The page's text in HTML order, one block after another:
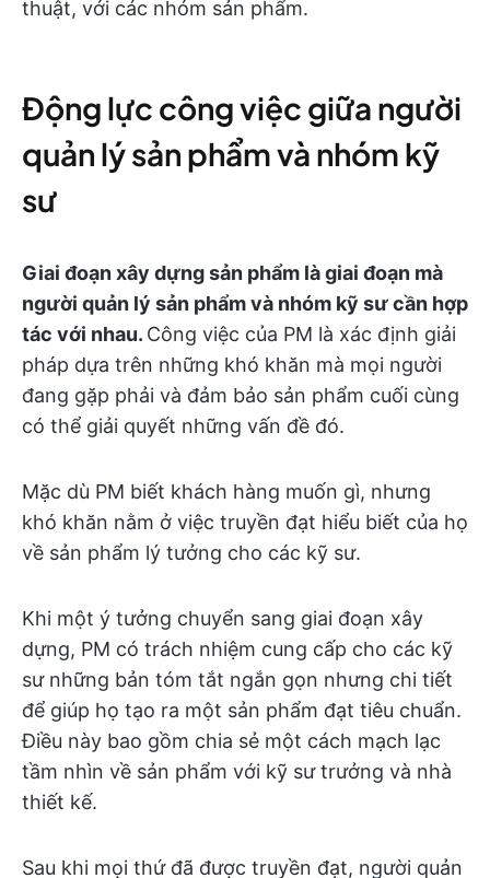
thuật, với các nhóm sản phẩm.
Động lực công việc giữa người
quản lý sản phẩm và nhóm kỹ
sư
Giai đoạn xây dựng sản phẩm là giai đoạn mà
người quản lý sản phẩm và nhóm kỹ sư cần hợp
tác với nhau. Công việc của PM là xác định giải
pháp dựa trên những khó khăn mà mọi người
đang gặp phải và đảm bảo sản phẩm cuối cùng
có thể giải quyết những vấn đề đó.
Mặc dù PM biết khách hàng muốn gì, nhưng
khó khăn nằm ở việc truyền đạt hiểu biết của họ
về sản phẩm lý tưởng cho các kỹ sư.
Khi một ý tưởng chuyển sang giai đoạn xây
dựng, PM có trách nhiệm cung cấp cho các kỹ
sư những bản tóm tắt ngắn gọn nhưng chi tiết
để giúp họ tạo ra một sản phẩm đạt tiêu chuẩn.
Điều này bao gồm chia sẻ một cách mạch lạc
tầm nhìn về sản phẩm với kỹ sư trưởng và nhà
thiết kế.
Sau khi mọi thứ đã được truyền đạt, người quản